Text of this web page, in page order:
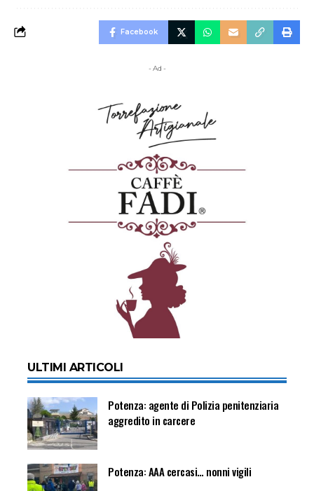
Facebook
- Ad -
ULTIMI ARTICOLI
Potenza: agente di Polizia penitenziaria
aggredito in carcere
Potenza: AAA cercasi… nonni vigili